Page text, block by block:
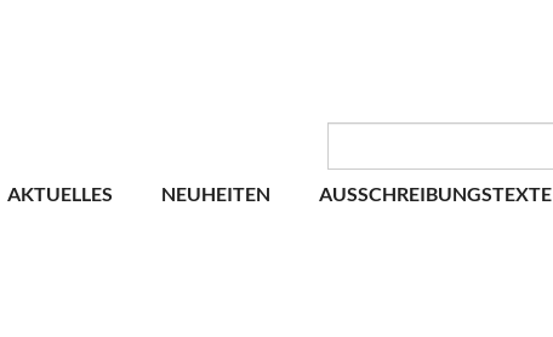
AKTUELLES NEUHEITEN AUSSCHREIBUNGSTEXTE